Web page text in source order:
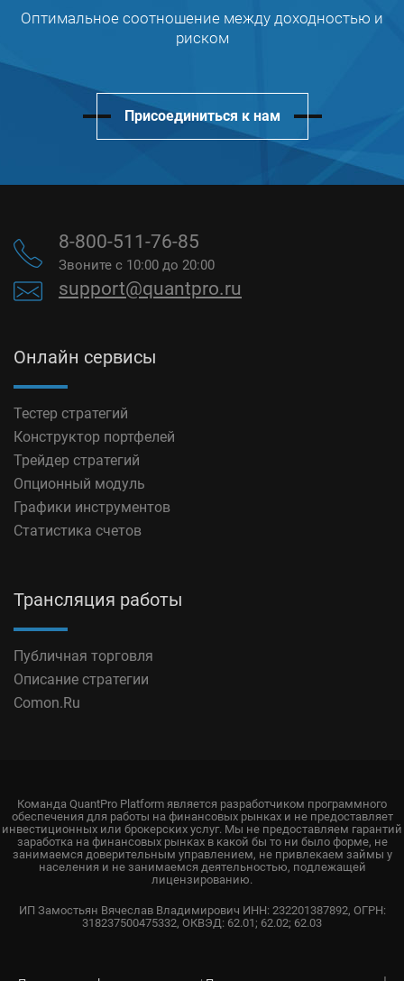
Оптимальное соотношение между доходностью и
риском
Присоединиться к нам
8-800-511-76-85
Звоните с 10:00 до 20:00
support@quantpro.ru
Онлайн сервисы
Тестер стратегий
Конструктор портфелей
Трейдер стратегий
Опционный модуль
Графики инструментов
Статистика счетов
Трансляция работы
Публичная торговля
Описание стратегии
Comon.Ru
Команда QuantPro Platform является разработчиком программного
обеспечения для работы на финансовых рынках и не предоставляет
инвестиционных или брокерских услуг. Мы не предоставляем гарантий
заработка на финансовых рынках в какой бы то ни было форме, не
занимаемся доверительным управлением, не привлекаем займы у
населения и не занимаемся деятельностью, подлежащей
лицензированию.
ИП Замостьян Вячеслав Владимирович ИНН: 232201387892, ОГРН:
318237500475332, ОКВЭД: 62.01; 62.02; 62.03